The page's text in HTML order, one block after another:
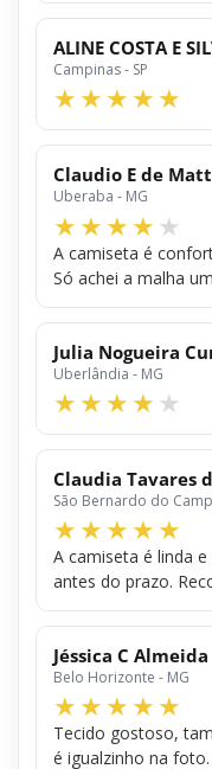
ALINE COSTA E
Campinas - SP
Claudio E de
Uberaba - MG
A camiseta é
Só achei a malha
Julia Nogueira
Uberlândia - MG
Claudia Tavares
São Bernardo do
A camiseta é linda
antes do prazo.
Jéssica C Almeida
Belo Horizonte - MG
Tecido gostoso,
é igualzinho na